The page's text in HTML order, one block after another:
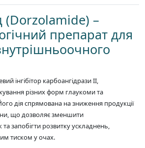
(Dorzolamide) –
препарат для
інгібітор карбоангідрази II,
різних форм глаукоми та
дія спрямована на зниження продукції
що дозволяє зменшити
запобігти розвитку ускладнень,
тиском у очах.